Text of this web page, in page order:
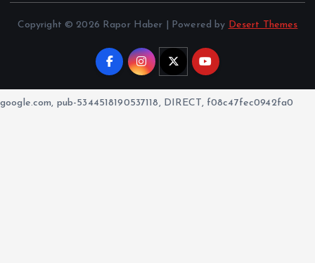
Copyright © 2026 Rapor Haber | Powered by Desert Themes
google.com, pub-5344518190537118, DIRECT, f08c47fec0942fa0